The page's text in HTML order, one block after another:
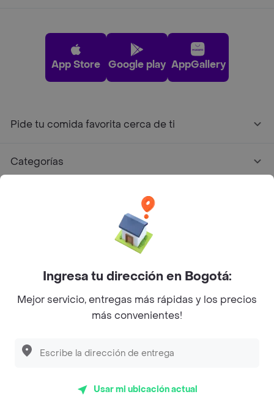
Descubre las PROMOCIONES que tenemos
App Store Google play AppGallery
Pide tu comida favorita cerca de ti
Categorías
Facebook
Twitter
Instagram
©2026Rappi Inc. All rights reserved.
Ingresa tu dirección en Bogotá:
Mejor servicio, entregas más rápidas y los precios
más convenientes!
Usar mi ubicación actual